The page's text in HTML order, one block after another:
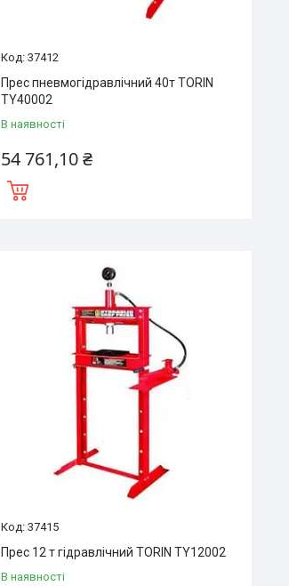
37412
Прес пневмогідравлічний 40т TORIN
TY40002
В наявності
54 761,10 ₴
37415
Прес 12 т гідравлічний TORIN TY12002
В наявності